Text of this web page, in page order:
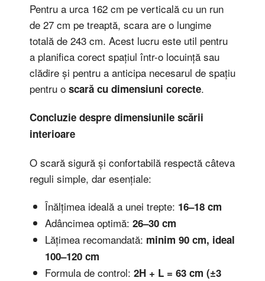
Pentru a urca 162 cm pe verticală cu un run
de 27 cm pe treaptă, scara are o lungime
totală de 243 cm. Acest lucru este util pentru
a planifica corect spațiul într-o locuință sau
clădire și pentru a anticipa necesarul de spațiu
pentru o scară cu dimensiuni corecte.
Concluzie despre dimensiunile scării
interioare
O scară sigură și confortabilă respectă câteva
reguli simple, dar esențiale:
Înălțimea ideală a unei trepte: 16–18 cm
Adâncimea optimă: 26–30 cm
Lățimea recomandată: minim 90 cm, ideal
100–120 cm
Formula de control: 2H + L = 63 cm (±3